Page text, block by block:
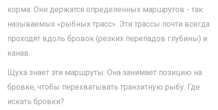
корма. Они держатся определенных маршрутов - так
называемых «рыбных трасс». Эти трассы почти всегда
проходят вдоль бровок (резких перепадов глубины) и
канав.
Щука знает эти маршруты. Она занимает позицию на
бровке, чтобы перехватывать транзитную рыбу. Где
искать бровки?